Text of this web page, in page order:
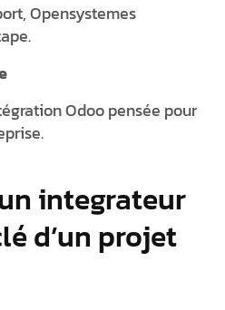
Opensystemes
Odoo pensée pour
integrateur
d’un projet